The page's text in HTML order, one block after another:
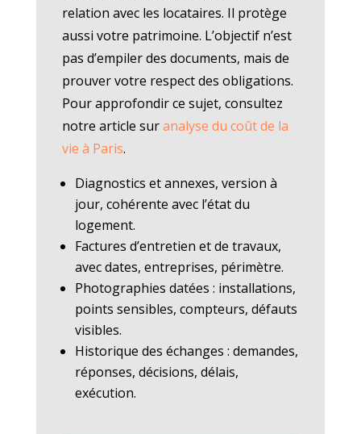
relation avec les locataires. Il protège
aussi votre patrimoine. L’objectif n’est
pas d’empiler des documents, mais de
prouver votre respect des obligations.
Pour approfondir ce sujet, consultez
notre article suranalyse du coût de la
vie à Paris.
Diagnostics et annexes, version à
jour, cohérente avec l’état du
logement.
Factures d’entretien et de travaux,
avec dates, entreprises, périmètre.
Photographies datées : installations,
points sensibles, compteurs, défauts
visibles.
Historique des échanges : demandes,
réponses, décisions, délais,
exécution.